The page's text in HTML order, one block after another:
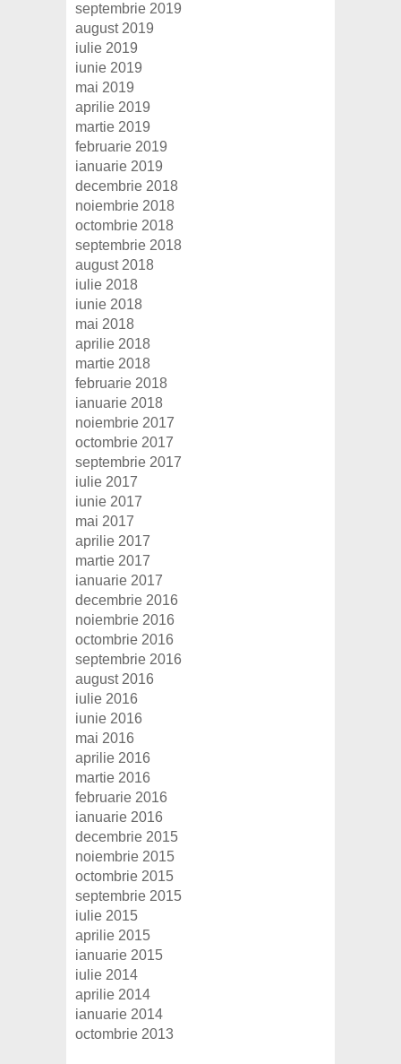
septembrie 2019
august 2019
iulie 2019
iunie 2019
mai 2019
aprilie 2019
martie 2019
februarie 2019
ianuarie 2019
decembrie 2018
noiembrie 2018
octombrie 2018
septembrie 2018
august 2018
iulie 2018
iunie 2018
mai 2018
aprilie 2018
martie 2018
februarie 2018
ianuarie 2018
noiembrie 2017
octombrie 2017
septembrie 2017
iulie 2017
iunie 2017
mai 2017
aprilie 2017
martie 2017
ianuarie 2017
decembrie 2016
noiembrie 2016
octombrie 2016
septembrie 2016
august 2016
iulie 2016
iunie 2016
mai 2016
aprilie 2016
martie 2016
februarie 2016
ianuarie 2016
decembrie 2015
noiembrie 2015
octombrie 2015
septembrie 2015
iulie 2015
aprilie 2015
ianuarie 2015
iulie 2014
aprilie 2014
ianuarie 2014
octombrie 2013